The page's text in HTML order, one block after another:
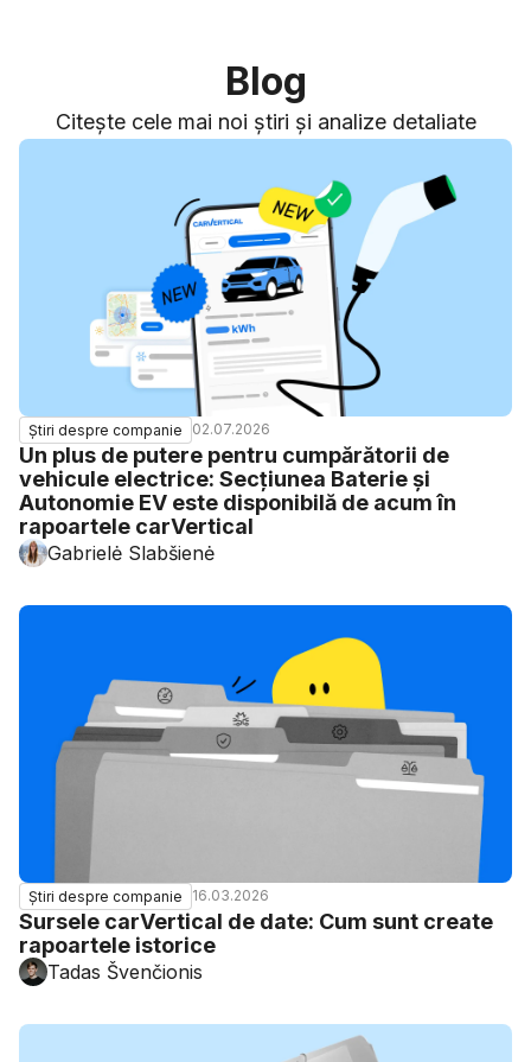
Blog
Citește cele mai noi știri și analize detaliate
Știri despre companie 02.07.2026
Un plus de putere pentru cumpărătorii de
vehicule electrice: Secțiunea Baterie și
Autonomie EV este disponibilă de acum în
rapoartele carVertical
Gabrielė Slabšienė
Știri despre companie 16.03.2026
Sursele carVertical de date: Cum sunt create
rapoartele istorice
Tadas Švenčionis